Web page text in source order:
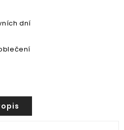
dní